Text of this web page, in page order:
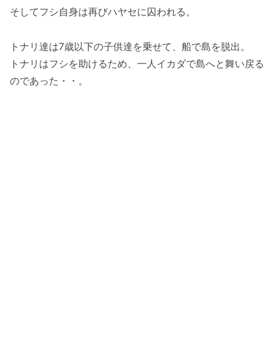
そしてフシ自身は再びハヤセに囚われる。
トナリ達は7歳以下の子供達を乗せて、船で島を脱出。
トナリはフシを助けるため、一人イカダで島へと舞い戻る
のであった・・。